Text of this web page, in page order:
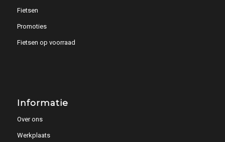
Fietsen
Promoties
Fietsen op voorraad
Informatie
Over ons
Werkplaats